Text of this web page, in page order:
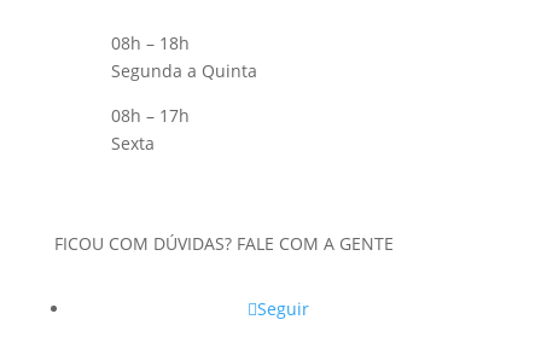
08h – 18h
Segunda a Quinta
08h – 17h
Sexta
FICOU COM DÚVIDAS? FALE COM A GENTE
Seguir